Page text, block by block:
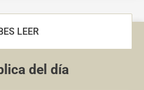
LEER
del día